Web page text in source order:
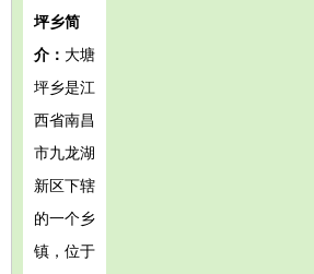
坪乡简
介： 大塘
坪乡是江
西省南昌
市九龙湖
新区下辖
的一个乡
镇，位于